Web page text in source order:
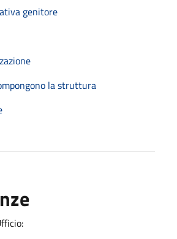
genitore
la struttura